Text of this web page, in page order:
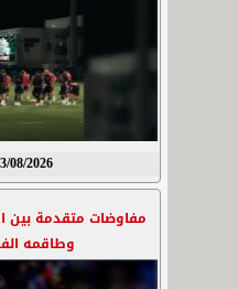
03/08/2026 -
مفاوضات متقدمة بين
وطاقمه